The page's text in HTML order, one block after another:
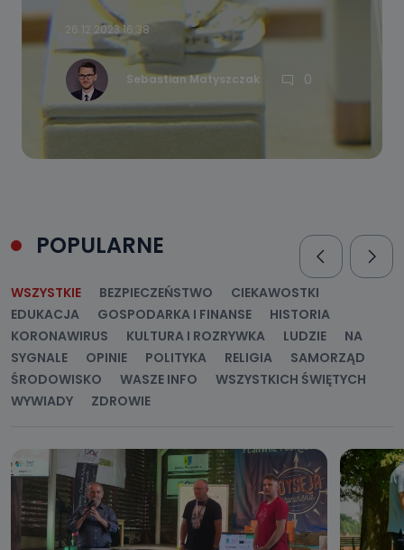
26.12.2023 16:38
Sebastian Matyszczak 0
POPULARNE
WSZYSTKIE BEZPIECZEŃSTWO
CIEKAWOSTKI
EDUKACJA
GOSPODARKA I FINANSE
HISTORIA
KORONAWIRUS
KULTURA I ROZRYWKA LUDZIE
NA
SYGNALE
OPINIE POLITYKA RELIGIA
SAMORZĄD
ŚRODOWISKO
WASZE INFO
WSZYSTKICH ŚWIĘTYCH
WYWIADY
ZDROWIE